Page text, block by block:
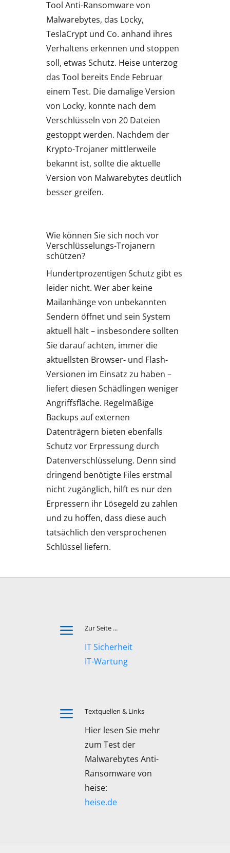
Tool Anti-Ransomware von
Malwarebytes, das Locky,
TeslaCrypt und Co. anhand ihres
Verhaltens erkennen und stoppen
soll, etwas Schutz. Heise unterzog
das Tool bereits Ende Februar
einem Test. Die damalige Version
von Locky, konnte nach dem
Verschlüsseln von 20 Dateien
gestoppt werden. Nachdem der
Krypto-Trojaner mittlerweile
bekannt ist, sollte die aktuelle
Version von Malwarebytes deutlich
besser greifen.
Wie können Sie sich noch vor
Verschlüsselungs-Trojanern
schützen?
Hundertprozentigen Schutz gibt es
leider nicht. Wer aber keine
Mailanhänge von unbekannten
Sendern öffnet und sein System
aktuell hält – insbesondere sollten
Sie darauf achten, immer die
aktuellsten Browser- und Flash-
Versionen im Einsatz zu haben –
liefert diesen Schädlingen weniger
Angriffsfläche. Regelmäßige
Backups auf externen
Datenträgern bieten ebenfalls
Schutz vor Erpressung durch
Datenverschlüsselung. Denn sind
dringend benötigte Files erstmal
nicht zugänglich, hilft es nur den
Erpressern ihr Lösegeld zu zahlen
und zu hoffen, dass diese auch
tatsächlich den versprochenen
Schlüssel liefern.
a Zur Seite ...
IT Sicherheit
IT-Wartung
a Textquellen & Links
Hier lesen Sie mehr
zum Test der
Malwarebytes Anti-
Ransomware von
heise:
heise.de